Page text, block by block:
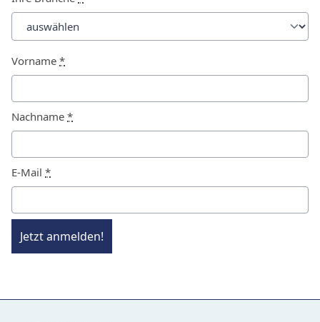
Vorname *
Nachname *
E-Mail *
Jetzt anmelden!